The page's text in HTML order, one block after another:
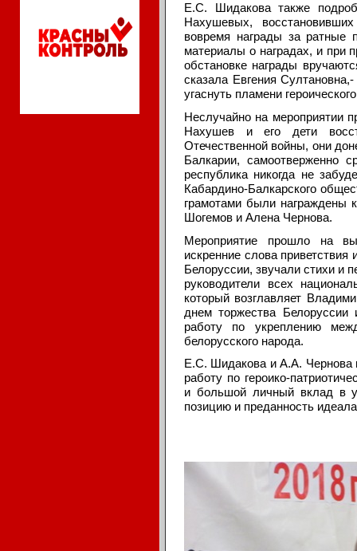
Е.С. Шидакова также
Нахушевых,
вовремя награды за ратные
материалы о наградах, и при
обстановке награды
сказала Евгения
угаснуть пламени
Неслучайно на мероприятии
Нахушев и его дети
Отечественной войны, они
Балкарии, самоотверженно
республика никогда не
Кабардино-Балкарского
грамотами были награждены
Шогемов и Алена Чернова.
Мероприятие прошло на
искренние слова
Белоруссии, звучали стихи и
руководители всех
который возглавляет
днем торжества
работу по укреплению
белорусского народа.
Е.С. Шидакова и А.А. Чернова
работу по героико-
и большой личный вклад в
позицию и преданность